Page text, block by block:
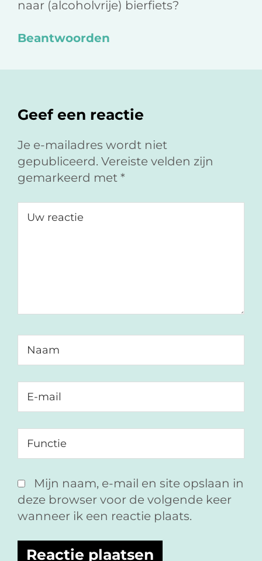
naar (alcoholvrije) bierfiets?
Beantwoorden
Geef een reactie
Je e-mailadres wordt niet
gepubliceerd. Vereiste velden zijn
gemarkeerd met *
Mijn naam, e-mail en site opslaan in
deze browser voor de volgende keer
wanneer ik een reactie plaats.